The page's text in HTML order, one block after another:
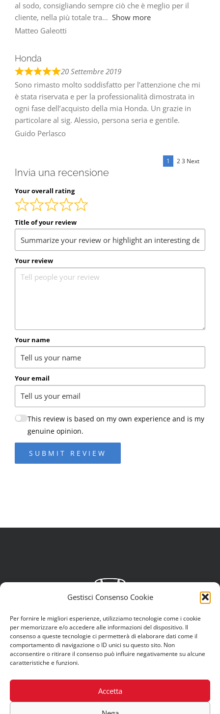
Gestisci Consenso Cookie
Per fornire le migliori esperienze, utilizziamo tecnologie come i cookie
per memorizzare e/o accedere alle informazioni del dispositivo. Il
consenso a queste tecnologie ci permetterà di elaborare dati come il
comportamento di navigazione o ID unici su questo sito. Non
acconsentire o ritirare il consenso può influire negativamente su alcune
caratteristiche e funzioni.
Accetta
al sodo, consigliando sempre ciò che è meglio per il
cliente, nella più totale tra
Show more
Matteo Galeotti
Honda
20 Settembre 2019
Sono rimasto molto soddisfatto per l’attenzione che mi
è stata riservata e per la professionalità dimostrata in
ogni fase dell’acquisto della mia Honda. Un grazie in
particolare al sig. Alessio, persona seria e gentile.
Guido Perlasco
Site
Page
1 Page
2 Page
3 Next
Invia una recensione
Your overall rating
Title of your review
Your review
Your name
Your email
This review is based on my own experience and is my
genuine opinion.
SUBMIT REVIEW
2026 | Eclettica S.r.L. |